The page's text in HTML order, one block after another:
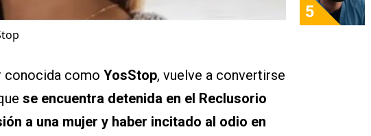
conocida como YosStop, vuelve a convertirse
se encuentra detenida en el Reclusorio
a una mujer y haber incitado al odio en
5